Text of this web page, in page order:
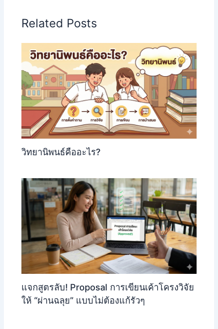
Related Posts
วิทยานิพนธ์คืออะไร?
แจกสูตรลับ! Proposal การเขียนเค้าโครงวิจัย
ให้ “ผ่านฉลุย” แบบไม่ต้องแก้รัวๆ